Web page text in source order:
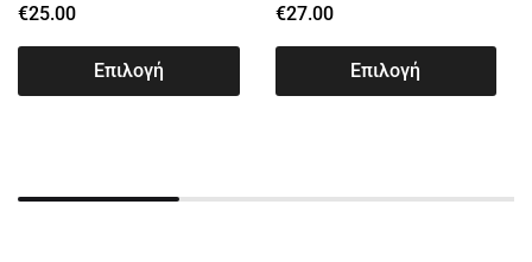
€25.00
Επιλογή
€27.00
Επιλογή